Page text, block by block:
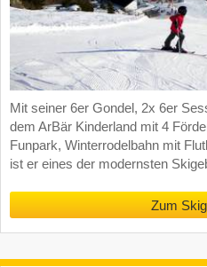
Mit seiner 6er Gondel, 2x 6er
dem ArBär Kinderland mit 4
Funpark, Winterrodelbahn mit
ist er eines der modernsten
Zum